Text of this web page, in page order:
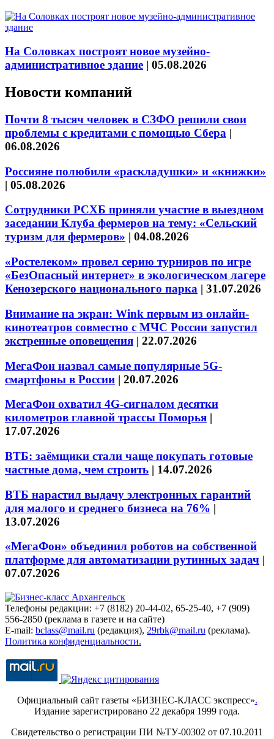
На Соловках построят новое музейно-
административное здание | 05.08.2026
Новости компаний
Почти 8 тысяч человек в СЗФО решили свои
проблемы с кредитами с помощью Сбера |
06.08.2026
Россияне полюбили «раскладушки» и «книжки»
| 05.08.2026
Сотрудники РСХБ приняли участие в выездном
заседании Клуба фермеров на тему: «Сельский
туризм для фермеров» | 04.08.2026
«Ростелеком» провел серию турниров по игре
«БезОпасный интернет» в экологическом лагере
Кенозерского национального парка | 31.07.2026
Внимание на экран: Wink первым из онлайн-
кинотеатров совместно с МЧС России запустил
экстренные оповещения | 22.07.2026
МегаФон назвал самые популярные 5G-
смартфоны в России | 20.07.2026
МегаФон охватил 4G-сигналом десятки
километров главной трассы Поморья |
17.07.2026
ВТБ: заёмщики стали чаще покупать готовые
частные дома, чем строить | 14.07.2026
ВТБ нарастил выдачу электронных гарантий
для малого и среднего бизнеса на 76% |
13.07.2026
«МегаФон» объединил роботов на собственной
платформе для автоматизации рутинных задач |
07.07.2026
Телефоны редакции: +7 (8182) 20-44-02, 65-25-40, +7 (909)
556-2850 (реклама в газете и на сайте)
E-mail: bclass@mail.ru (редакция), 29rbk@mail.ru (реклама).
Политика конфиденциальности.
Официальный сайт газеты «БИЗНЕС-КЛАСС экспресс».
Издание зарегистрировано 22 декабря 1999 года.
Свидетельство о регистрации ПИ №ТУ-00302 от 07.10.2011